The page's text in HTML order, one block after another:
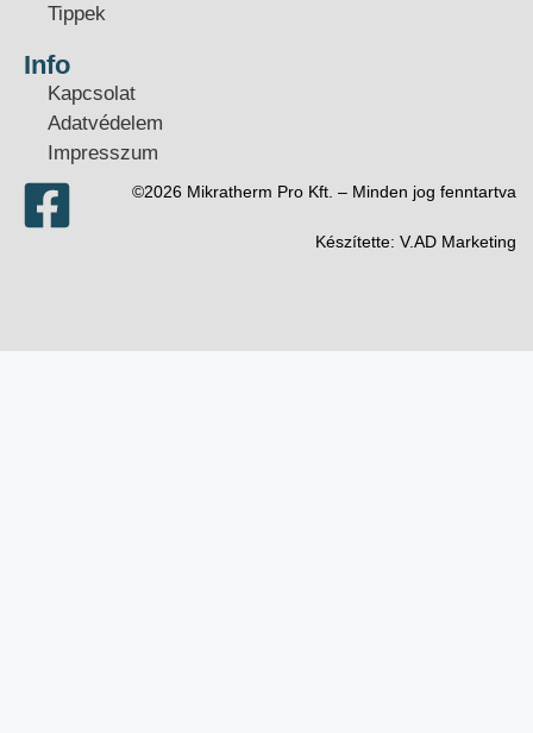
Tippek
Info
Kapcsolat
Adatvédelem
Impresszum
©2026 Mikratherm Pro Kft. – Minden jog fenntartva​
Készítette: V.AD Marketing